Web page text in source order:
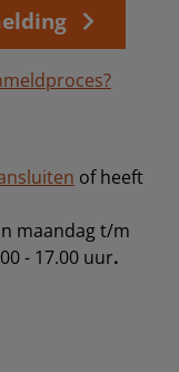
of heeft
maandag t/m
- 17.00 uur.